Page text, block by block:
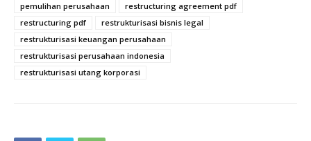
pemulihan perusahaan
restructuring agreement pdf
restructuring pdf
restrukturisasi bisnis legal
restrukturisasi keuangan perusahaan
restrukturisasi perusahaan indonesia
restrukturisasi utang korporasi